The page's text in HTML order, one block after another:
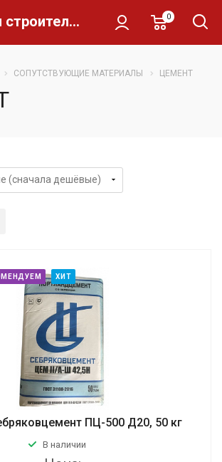
Магазин строительных материалов Склад Кирпича 0
СОПУТСТВУЮЩИЕ МАТЕРИАЛЫ ЦЕМЕНТ
ХИТ
ПЦ-500 Д20, 50 кг
В наличии